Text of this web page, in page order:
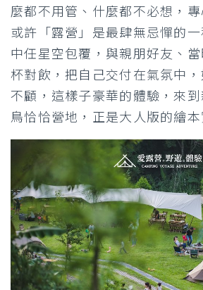
麼都不用管、什麼都不必想，專
或許「露營」是最肆無忌憚的
中任星空包覆，與親朋好友、
杯對飲，把自己交付在氣氛中
不顧，這樣子豪華的體驗，來
鳥恰恰營地，正是大人版的繪本